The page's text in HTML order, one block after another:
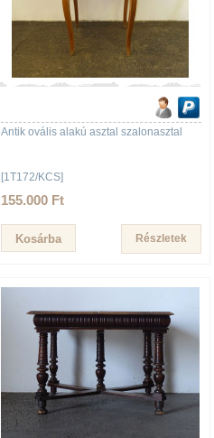
Antik ovális alakú asztal szalonasztal
[1T172/KCS]
155.000 Ft
Részletek